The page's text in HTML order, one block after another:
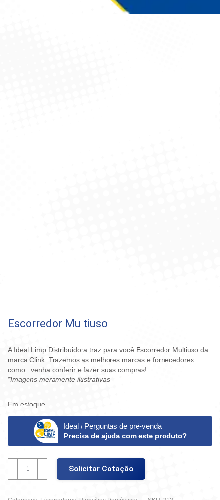
Escorredor Multiuso
A Ideal Limp Distribuidora traz para você Escorredor Multiuso da
marca Clink. Trazemos as melhores marcas e fornecedores
como , venha conferir e fazer suas compras!
*Imagens meramente ilustrativas
Em estoque
Ideal / Perguntas de pré-venda
Precisa de ajuda com este produto?
Multiuso
quantidade
Solicitar Cotação